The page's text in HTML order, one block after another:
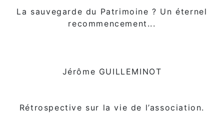
La sauvegarde du Patrimoine ? Un éternel
recommencement...
Jérôme GUILLEMINOT
Rétrospective sur la vie de l’association.